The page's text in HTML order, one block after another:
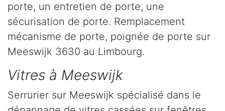
porte, un entretien de porte, une
sécurisation de porte. Remplacement
mécanisme de porte, poignée de porte sur
Meeswijk 3630 au Limbourg.
Vitres à Meeswijk
Serrurier sur Meeswijk spécialisé dans le